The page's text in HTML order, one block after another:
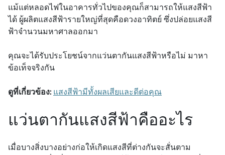
ผู้ปกครองและเด็ก
แม้แต่หลอดไฟในอาคารทั่วไปของคุณก็สามารถให้แสงสีฟ้า
ได้ ผู้ผลิตแสงสีฟ้ารายใหญ่ที่สุดคือดวงอาทิตย์ ซึ่งปล่อยแสงสี
ฟ้าจำนวนมหาศาลออกมา
คุณจะได้รับประโยชน์จากแว่นตากันแสงสีฟ้าหรือไม่ มาหา
ข้อเท็จจริงกัน
ดูที่เกี่ยวข้อง: แสงสีฟ้ามีทั้งผลเสียและดีต่อคุณ
แว่นตากันแสงสีฟ้าคืออะไร
เมื่อบางสิ่งบางอย่างก่อให้เกิดแสงสีที่ต่างกันจะสั่นตาม